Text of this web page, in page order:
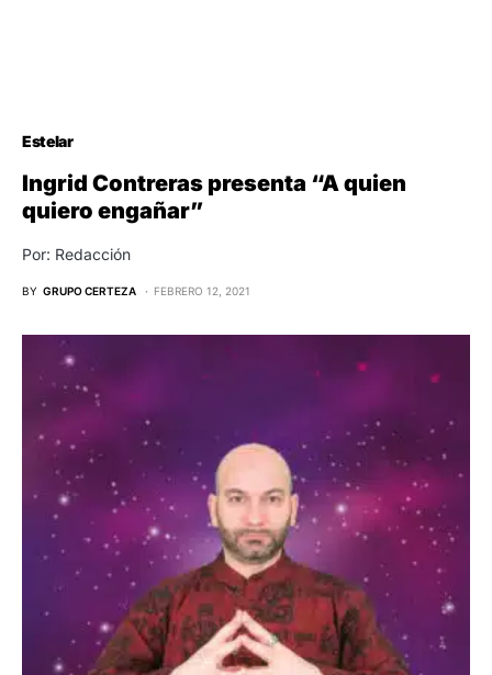
Estelar
Ingrid Contreras presenta “A quien
quiero engañar”
Por: Redacción
BY GRUPO CERTEZA FEBRERO 12, 2021